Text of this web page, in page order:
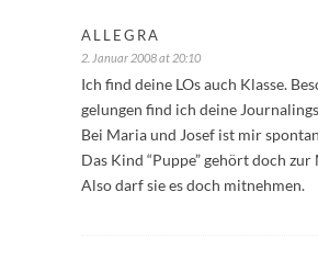
ALLEGRA
2. Januar 2008 at 20:10
Ich find deine LOs auch Klasse.
gelungen find ich deine
Bei Maria und Josef ist mir
Das Kind “Puppe” gehört doch
Also darf sie es doch mitnehmen.